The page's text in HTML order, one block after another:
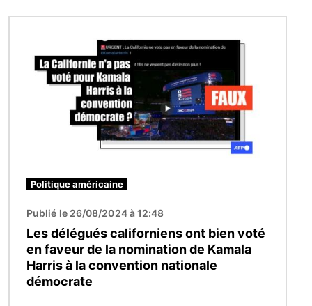
Politique américaine
Publié le 26/08/2024 à 12:48
Les délégués californiens ont bien voté
en faveur de la nomination de Kamala
Harris à la convention nationale
démocrate